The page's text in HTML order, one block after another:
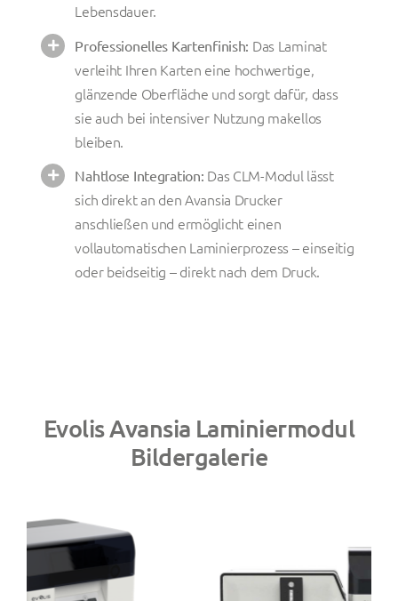
Lebensdauer.
Professionelles Kartenfinish: Das Laminat
verleiht Ihren Karten eine hochwertige,
glänzende Oberfläche und sorgt dafür, dass
sie auch bei intensiver Nutzung makellos
bleiben.
Nahtlose Integration: Das CLM-Modul lässt
sich direkt an den Avansia Drucker
anschließen und ermöglicht einen
vollautomatischen Laminierprozess – einseitig
oder beidseitig – direkt nach dem Druck.
Evolis Avansia Laminiermodul
Bildergalerie